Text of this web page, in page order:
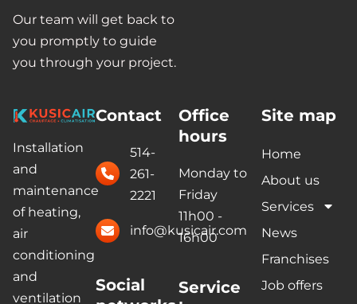
Our team will get back to
you promptly to guide
you through your project.
Installation
and
maintenance
of heating,
air
conditioning
and
ventilation
Contact
514-
261-
2221
info@kusicair.com
Social
Office
hours
Monday to
Friday
11h00 -
16h00
Service
Site map
Home
About us
Services
News
Franchises
Job offers